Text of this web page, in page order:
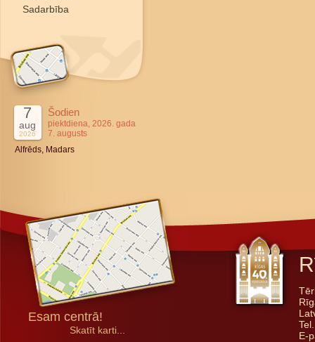
Sadarbība
7
aug
2026
Šodien
piektdiena, 2026. gada
7. augusts
Alfrēds, Madars
Esam centrā!
Skatīt karti...
E-